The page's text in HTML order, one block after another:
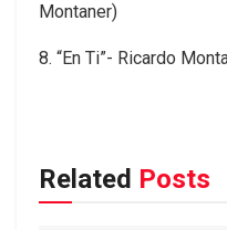
Montaner)
8. “En Ti”- Ricardo
Related Posts